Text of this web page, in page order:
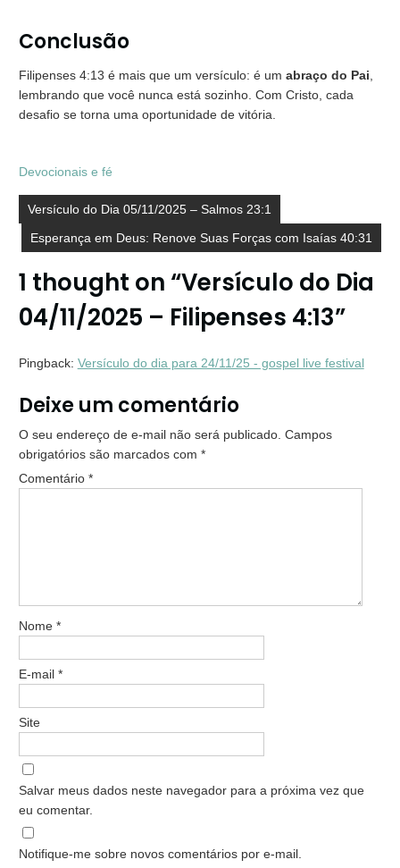
Conclusão
Filipenses 4:13 é mais que um versículo: é um abraço do Pai
lembrando que você nunca está sozinho. Com Cristo, cada
desafio se torna uma oportunidade de vitória.
Devocionais e fé
Navegação
de
Post
Versículo do Dia 05/11/2025 – Salmos 23:1
Esperança em Deus: Renove Suas Forças com Isaías 40:31
1 thought on “Versículo do Dia
04/11/2025 – Filipenses 4:13”
Pingback: Versículo do dia para 24/11/25 - gospel live festival
Deixe um comentário
O seu endereço de e-mail não será publicado. Campos
obrigatórios são marcados com *
Comentário *
Nome *
E-mail *
Site
Salvar meus dados neste navegador para a próxima vez que
eu comentar.
Notifique-me sobre novos comentários por e-mail.